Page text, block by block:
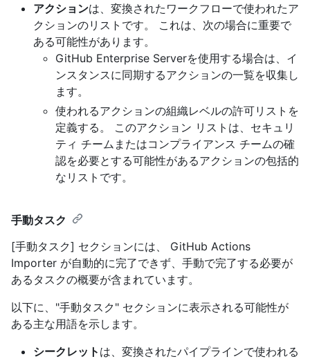
アクションは、変換されたワークフローで使われたア
クションのリストです。 これは、次の場合に重要で
ある可能性があります。
GitHub Enterprise Serverを使用する場合は、イ
ンスタンスに同期するアクションの一覧を収集し
ます。
使われるアクションの組織レベルの許可リストを
定義する。 このアクション リストは、セキュリ
ティ チームまたはコンプライアンス チームの確
認を必要とする可能性があるアクションの包括的
なリストです。
手動タスク
[手動タスク] セクションには、 GitHub Actions
Importer が自動的に完了できず、手動で完了する必要が
あるタスクの概要が含まれています。
以下に、"手動タスク" セクションに表示される可能性が
ある主な用語を示します。
シークレット は、変換されたパイプラインで使われる